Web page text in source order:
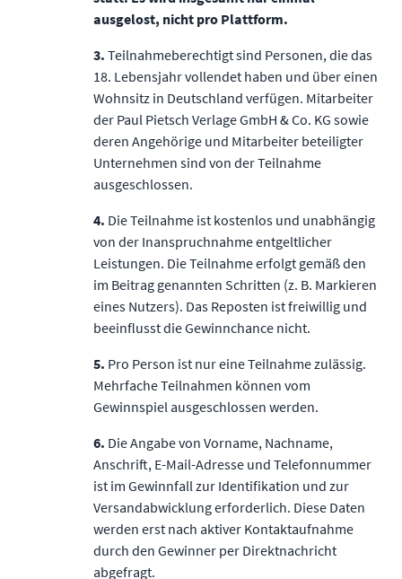
ausgelost, nicht pro Plattform.
3. Teilnahmeberechtigt sind Personen, die das
18. Lebensjahr vollendet haben und über einen
Wohnsitz in Deutschland verfügen. Mitarbeiter
der Paul Pietsch Verlage GmbH & Co. KG sowie
deren Angehörige und Mitarbeiter beteiligter
Unternehmen sind von der Teilnahme
ausgeschlossen.
4. Die Teilnahme ist kostenlos und unabhängig
von der Inanspruchnahme entgeltlicher
Leistungen. Die Teilnahme erfolgt gemäß den
im Beitrag genannten Schritten (z. B. Markieren
eines Nutzers). Das Reposten ist freiwillig und
beeinﬂusst die Gewinnchance nicht.
5. Pro Person ist nur eine Teilnahme zulässig.
Mehrfache Teilnahmen können vom
Gewinnspiel ausgeschlossen werden.
6. Die Angabe von Vorname, Nachname,
Anschrift, E-Mail-Adresse und Telefonnummer
ist im Gewinnfall zur Identiﬁkation und zur
Versandabwicklung erforderlich. Diese Daten
werden erst nach aktiver Kontaktaufnahme
durch den Gewinner per Direktnachricht
abgefragt.